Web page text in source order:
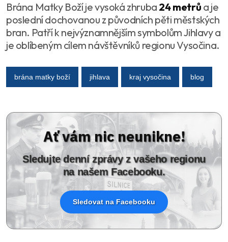
Brána Matky Boží je vysoká zhruba 24 metrů a je
poslední dochovanou z původních pěti městských
bran. Patří k nejvýznamnějším symbolům Jihlavy a
je oblíbeným cílem návštěvníků regionu Vysočina.
brána matky boží jihlava kraj vysočina blog
Ať vám nic neunikne!
Sledujte denní zprávy z vašeho regionu
na našem Facebooku.
Sledovat na Facebooku